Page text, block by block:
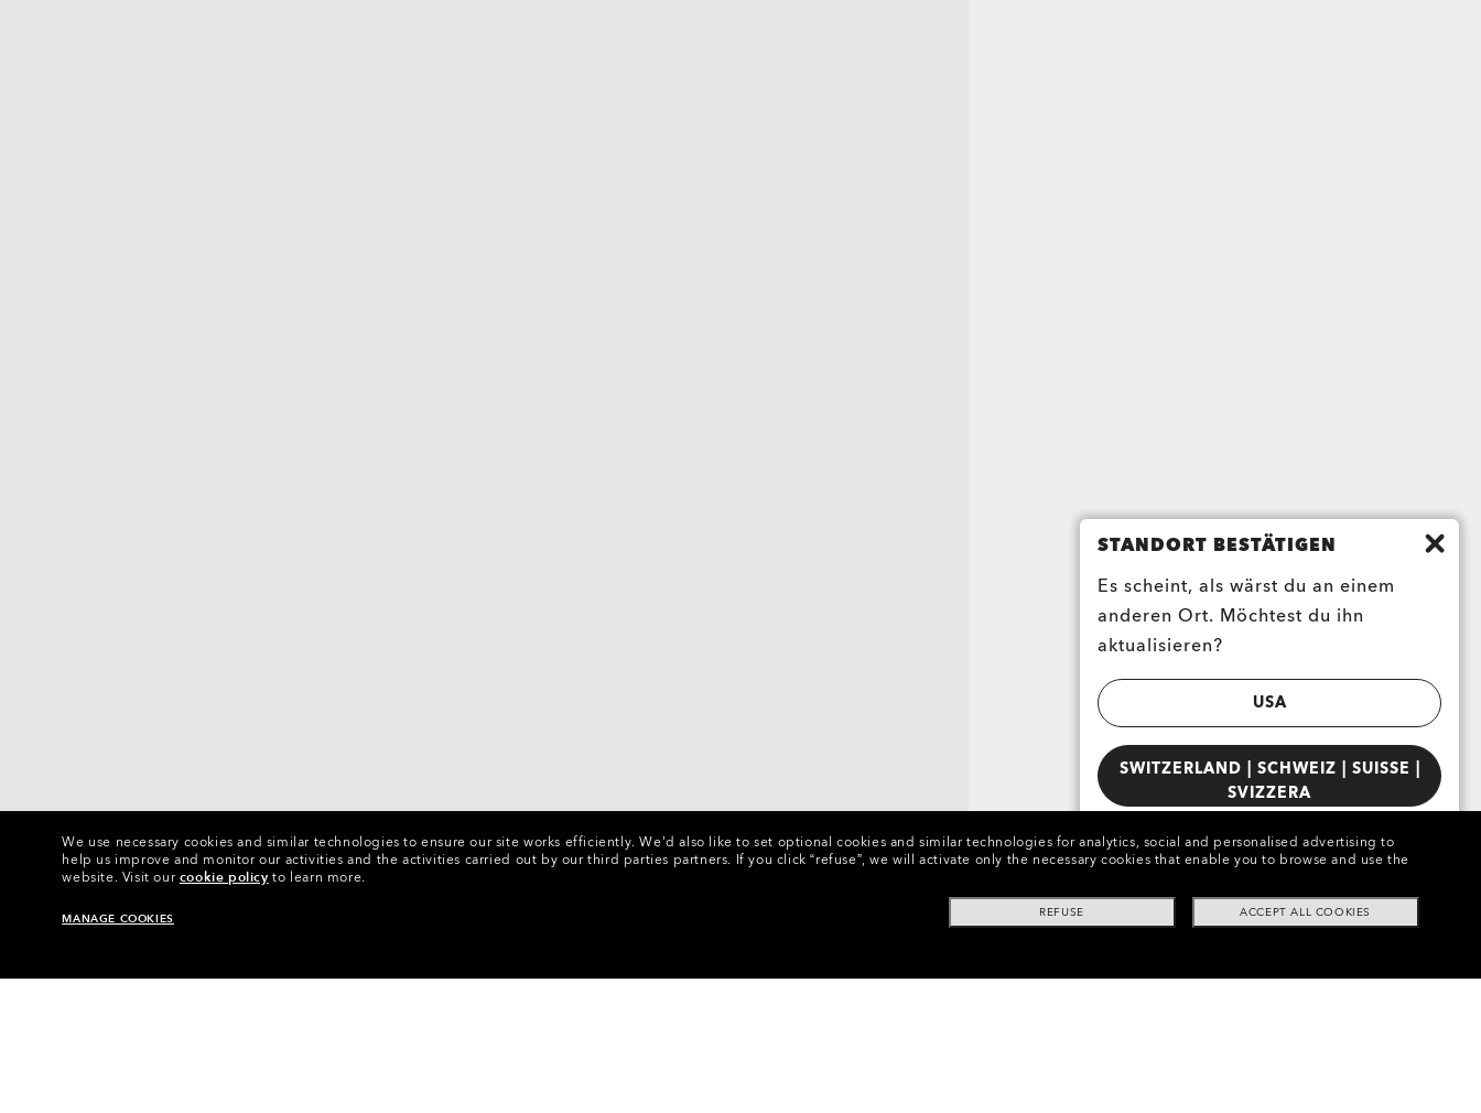
STANDORT BESTÄTIGEN
Es scheint, als wärst du an einem
anderen Ort. Möchtest du ihn
aktualisieren?
USA
SWITZERLAND | SCHWEIZ | SUISSE |
SVIZZERA
We use necessary cookies and similar technologies to ensure our site works efficiently. We’d also like to set optional cookies and similar technologies for analytics, social and personalised advertising to
help us improve and monitor our activities and the activities carried out by our third parties partners. If you click “refuse”, we will activate only the necessary cookies that enable you to browse and use the
website. Visit ourcookie policy to learn more.
ACCEPT ALL COOKIES
REFUSE
MANAGE COOKIES